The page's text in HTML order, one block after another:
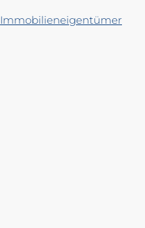
Immobilieneigentümer